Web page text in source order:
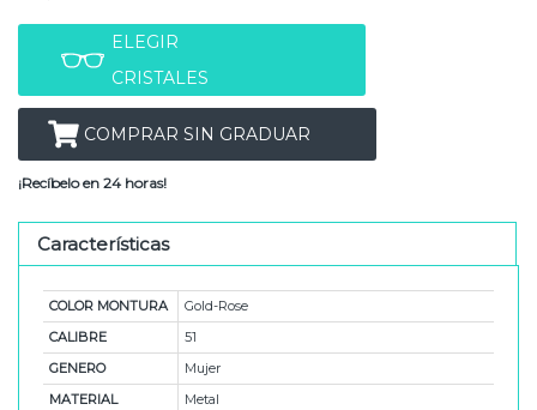
ELEGIR
CRISTALES
COMPRAR SIN GRADUAR
¡Recíbelo en 24 horas!
Características
COLOR MONTURA
Gold-Rose
CALIBRE
51
GENERO
Mujer
MATERIAL
Metal